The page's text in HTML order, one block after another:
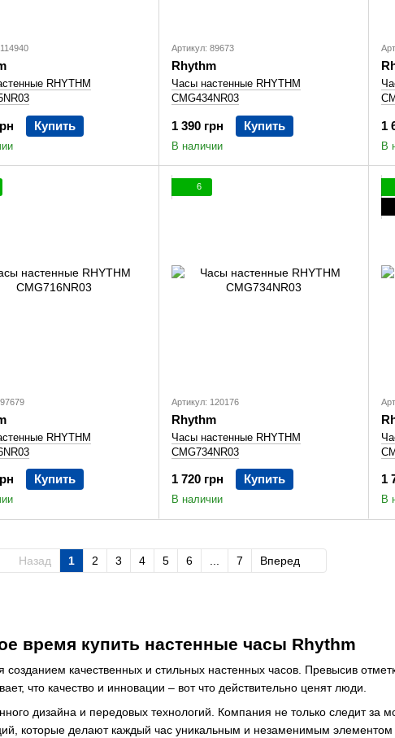
время купить настенные часы Rhythm
качественных и стильных настенных часов. Превысив
что качество и инновации – вот что действительно ценят люди.
дизайна и передовых технологий. Компания не только следит
которые делают каждый час уникальным и незаменимым
RHYTHM
Купить
Артикул: 89673
Rhythm
Часы настенные RHYTHM
CMG434NR03
1 390 грн Купить
В наличии
1
В
RHYTHM
Купить
6
Артикул: 120176
Rhythm
Часы настенные RHYTHM
CMG734NR03
1 720 грн Купить
В наличии
1
В
Назад 1 2 3 4 5 6 7 Вперед